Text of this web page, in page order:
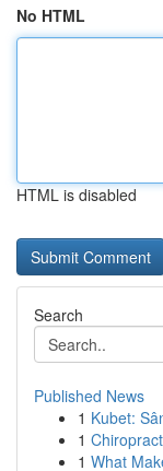
No HTML
HTML is disabled
Search
Published News
1 Kubet:
1
1 What